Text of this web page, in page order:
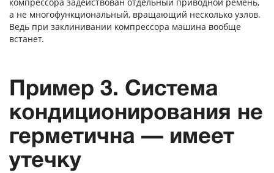
компрессора задействован отдельный приводной ремень,
а не многофункциональный, вращающий несколько узлов.
Ведь при заклинивании компрессора машина вообще
встанет.
Пример 3. Система
кондиционирования не
герметична — имеет
утечку